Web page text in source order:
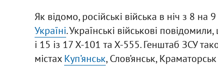
Як відомо, російські війська в ніч з 8 на
Україні. Українські військові
і 15 із 17 Х-101 та Х-555. Генштаб ЗСУ
містахКуп’янськ, Слов’янськ,